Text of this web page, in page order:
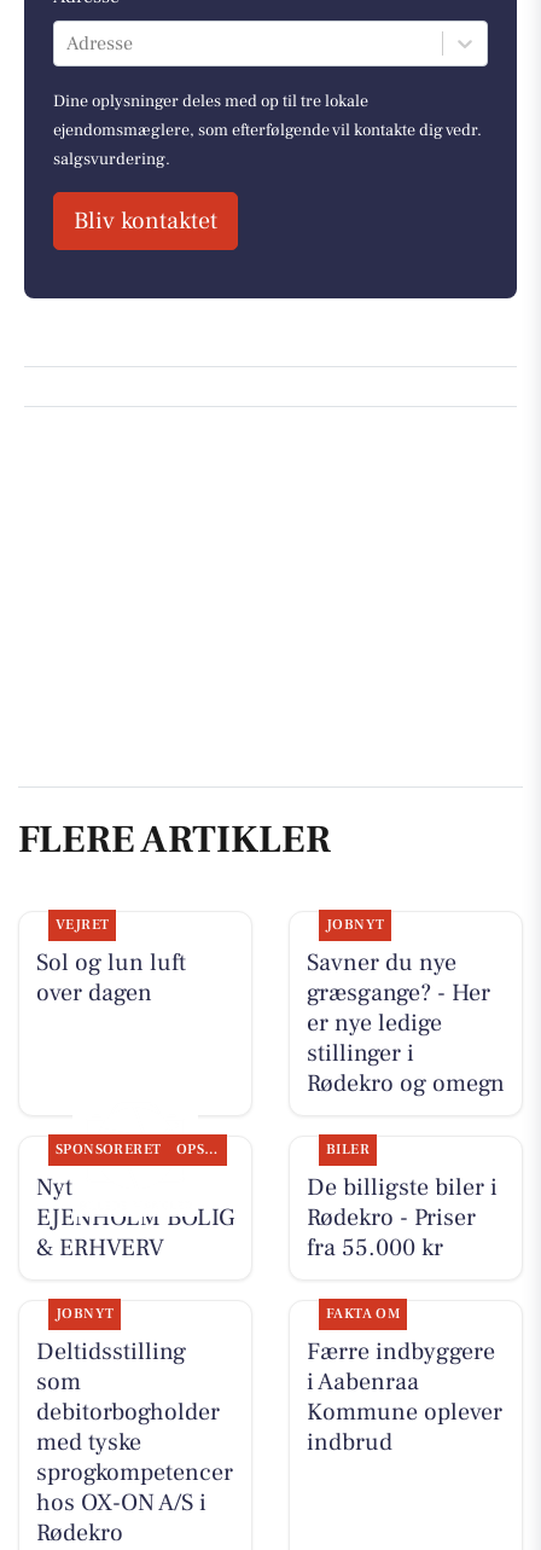
Adresse
Dine oplysninger deles med op til tre lokale
ejendomsmæglere, som efterfølgende vil kontakte dig vedr.
salgsvurdering.
Bliv kontaktet
FLERE ARTIKLER
VEJRET
Sol og lun luft
over dagen
JOBNYT
Savner du nye
græsgange? - Her
er nye ledige
stillinger i
Rødekro og omegn
SPONSORERET OPSLAGSTAVLEN
Nyt fra
EJENHOLM BOLIG
& ERHVERV
BILER
De billigste biler i
Rødekro - Priser
fra 55.000 kr
JOBNYT
Deltidsstilling
som
debitorbogholder
med tyske
sprogkompetencer
hos OX-ON A/S i
Rødekro
FAKTA OM
Færre indbyggere
i Aabenraa
Kommune oplever
indbrud